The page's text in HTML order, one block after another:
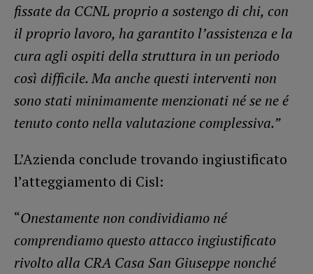
fissate da CCNL proprio a sostengo di chi, con
il proprio lavoro, ha garantito l’assistenza e la
cura agli ospiti della struttura in un periodo
così difficile. Ma anche questi interventi non
sono stati minimamente menzionati né se ne é
tenuto conto nella valutazione complessiva.”
L’Azienda conclude trovando ingiustificato
l’atteggiamento di Cisl:
“Onestamente non condividiamo né
comprendiamo questo attacco ingiustificato
rivolto alla CRA Casa San Giuseppe nonché